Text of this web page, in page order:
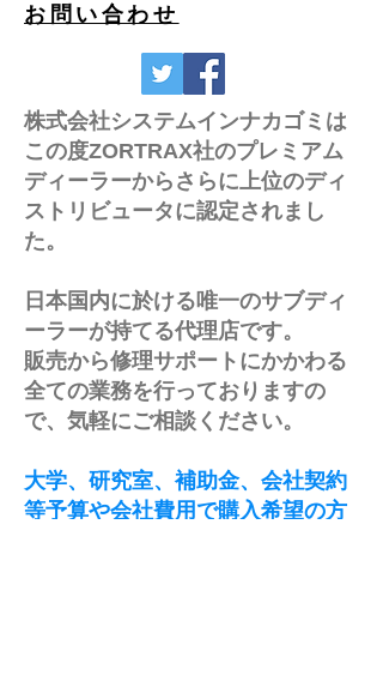
CFナイロン フィラメント
によるプリント
(M200Plus編)
お問い合わせ
株式会社システムインナカゴミは
この度ZORTRAX社のプレミアム
ディーラーからさらに上位のディ
ストリビュータに認定されまし
た。
日本国内に於ける唯一のサブディ
ーラーが持てる代理店です。
販売から修理サポートにかかわる
全ての業務を行っておりますの
で、気軽にご相談ください。
大学、研究室、補助金、会社契約
等予算や会社費用で購入希望の方